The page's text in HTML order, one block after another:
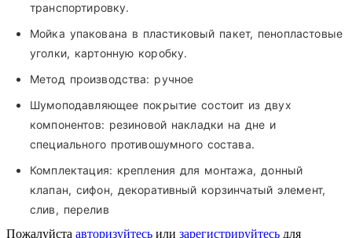
транспортировку.
Мойка упакована в пластиковый пакет, пенопластовые
уголки, картонную коробку.
Метод производства: ручное
Шумоподавляющее покрытие состоит из двух
компонентов: резиновой накладки на дне и
специального противошумного состава.
Комплектация: крепления для монтажа, донный
клапан, сифон, декоративный корзинчатый элемент,
слив, перелив
Пожалуйста авторизуйтесь или зарегистрируйтесь для